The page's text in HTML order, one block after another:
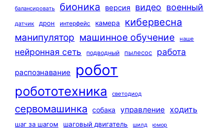
балансировать бионика версия видео военный
датчик дрон интерфейс камера кибервесна
манипулятор машинное обучение наше
нейронная сеть подводный пылесос работа
распознавание робот
робототехника светодиод
сервомашинка собака управление ходить
шаг за шагом шаговый двигатель шилд юмор